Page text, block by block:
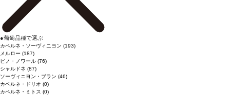
●葡萄品種で選ぶ
カベルネ・ソーヴィニヨン (193)
メルロー (187)
ピノ・ノワール (76)
シャルドネ (87)
ソーヴィニヨン・ブラン (46)
カベルネ・ドリオ (0)
カベルネ・ミトス (0)